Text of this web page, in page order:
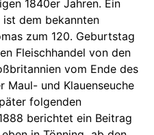
1840er Jahren. Ein
dem bekannten
zum 120. Geburtstag
Fleischhandel von den
vom Ende des
Maul- und Klauenseuche
folgenden
berichtet ein Beitrag